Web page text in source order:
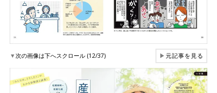
▼次の画像は下へスクロール (12/37) ▶元記事を見る